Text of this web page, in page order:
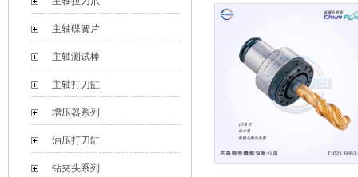
主轴碟簧片
主轴测试棒
主轴打刀缸
增压器系列
油压打刀缸
钻夹头系列